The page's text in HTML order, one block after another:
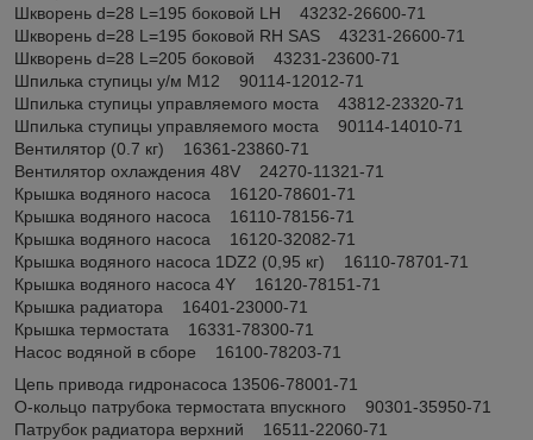
Шкворень d=28 L=195 боковой LH 43232-26600-71
Шкворень d=28 L=195 боковой RH SAS 43231-26600-71
Шкворень d=28 L=205 боковой 43231-23600-71
Шпилька ступицы у/м М12 90114-12012-71
Шпилька ступицы управляемого моста 43812-23320-71
Шпилька ступицы управляемого моста 90114-14010-71
Вентилятор (0.7 кг) 16361-23860-71
Вентилятор охлаждения 48V 24270-11321-71
Крышка водяного насоса 16120-78601-71
Крышка водяного насоса 16110-78156-71
Крышка водяного насоса 16120-32082-71
Крышка водяного насоса 1DZ2 (0,95 кг) 16110-78701-71
Крышка водяного насоса 4Y 16120-78151-71
Крышка радиатора 16401-23000-71
Крышка термостата 16331-78300-71
Насос водяной в сборе 16100-78203-71
Цепь привода гидронасоса 13506-78001-71
О-кольцо патрубока термостата впускного 90301-35950-71
Патрубок радиатора верхний 16511-22060-71